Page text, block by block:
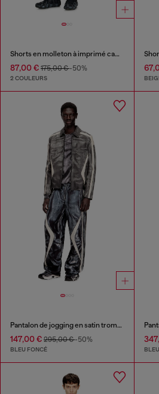
Shorts en molleton à imprimé camouflage digital
87,00 € 175,00 €-50%
2 COULEURS
Pantalon de jogging en satin trompe-l'œil motard
147,00 € 295,00 €-50%
BLEU FONCÉ BLEU